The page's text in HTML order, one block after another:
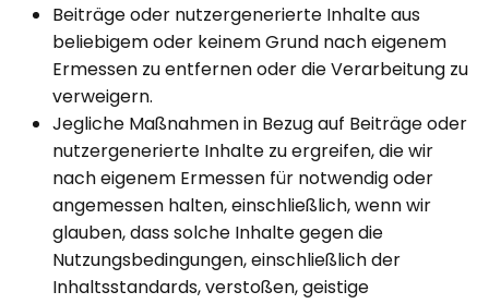
Beiträge oder nutzergenerierte Inhalte aus
beliebigem oder keinem Grund nach eigenem
Ermessen zu entfernen oder die Verarbeitung zu
verweigern.
Jegliche Maßnahmen in Bezug auf Beiträge oder
nutzergenerierte Inhalte zu ergreifen, die wir
nach eigenem Ermessen für notwendig oder
angemessen halten, einschließlich, wenn wir
glauben, dass solche Inhalte gegen die
Nutzungsbedingungen, einschließlich der
Inhaltsstandards, verstoßen, geistige